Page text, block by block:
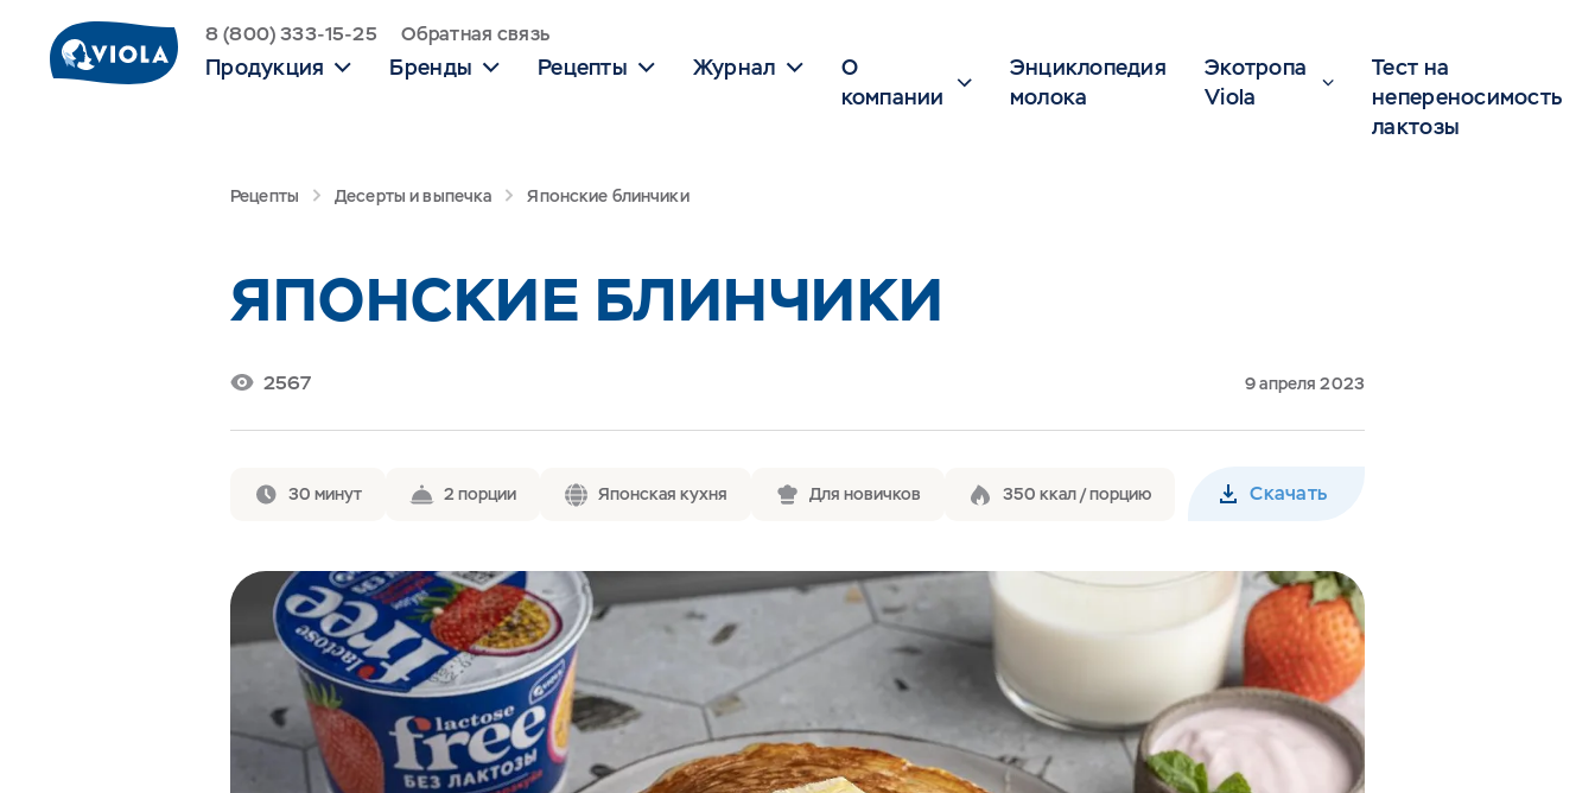
8 (800) 333-15-25 Обратная связь
Продукция Бренды Рецепты Журнал
О
компании
Энциклопедия
молока
Экотропа
Viola
Тест на
непереносимость
лактозы
Рецепты Десерты и выпечка Японские блинчики
ЯПОНСКИЕ БЛИНЧИКИ
2567 9 апреля 2023
30 минут 2 порции Японская кухня Для новичков 350 ккал / порцию Скачать